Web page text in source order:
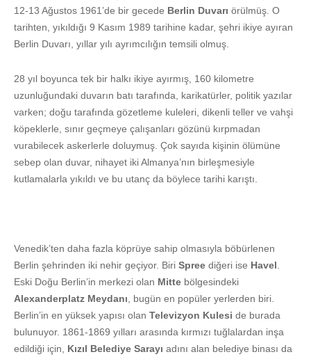
12-13 Ağustos 1961’de bir gecede Berlin Duvarı örülmüş. O
tarihten, yıkıldığı 9 Kasım 1989 tarihine kadar, şehri ikiye ayıran
Berlin Duvarı, yıllar yılı ayrımcılığın temsili olmuş.
28 yıl boyunca tek bir halkı ikiye ayırmış, 160 kilometre
uzunluğundaki duvarın batı tarafında, karikatürler, politik yazılar
varken; doğu tarafında gözetleme kuleleri, dikenli teller ve vahşi
köpeklerle, sınır geçmeye çalışanları gözünü kırpmadan
vurabilecek askerlerle doluymuş. Çok sayıda kişinin ölümüne
sebep olan duvar, nihayet iki Almanya’nın birleşmesiyle
kutlamalarla yıkıldı ve bu utanç da böylece tarihi karıştı.
Venedik’ten daha fazla köprüye sahip olmasıyla böbürlenen
Berlin şehrinden iki nehir geçiyor. Biri Spree diğeri ise Havel
Eski Doğu Berlin’in merkezi olan Mitte bölgesindeki
Alexanderplatz Meydanı , bugün en popüler yerlerden biri.
Berlin’in en yüksek yapısı olan Televizyon Kulesi de burada
bulunuyor. 1861-1869 yılları arasında kırmızı tuğlalardan inşa
edildiği için, Kızıl Belediye Sarayı adını alan belediye binası da